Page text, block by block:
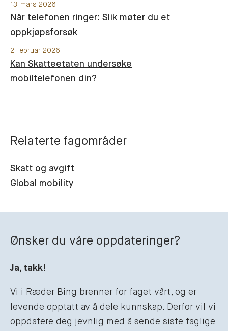
13. mars 2026
Når telefonen ringer: Slik møter du et
oppkjøpsforsøk
2. februar 2026
Kan Skatteetaten undersøke
mobiltelefonen din?
Relaterte fagområder
Skatt og avgift
Global mobility
Ønsker du våre oppdateringer?
Ja, takk!
Vi i Ræder Bing brenner for faget vårt, og er
levende opptatt av å dele kunnskap. Derfor vil vi
oppdatere deg jevnlig med å sende siste faglige